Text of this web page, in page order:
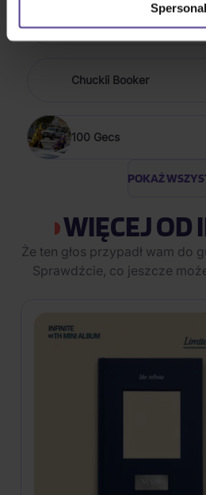
Chuckii Booker
100 Gecs
POKAŻ
WIĘCEJ OD
Że ten głos przypadł wam do
Sprawdźcie, co jeszcze